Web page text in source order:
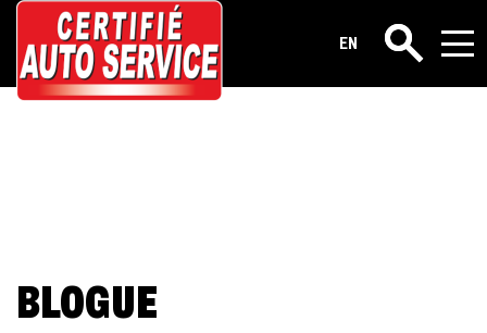
EN Rechercher
BLOGUE